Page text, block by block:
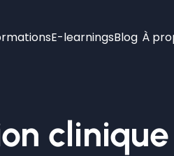
E-learningsBlog À
clinique